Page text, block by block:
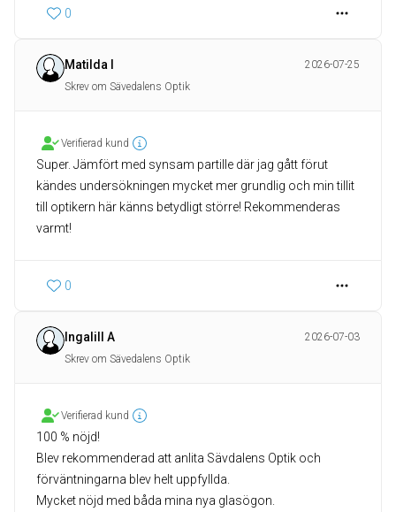
0
Matilda I
2026-07-25
Skrev om Sävedalens Optik
Verifierad kund
Super. Jämfört med synsam partille där jag gått förut
kändes undersökningen mycket mer grundlig och min tillit
till optikern här känns betydligt större! Rekommenderas
varmt!
0
Ingalill A
2026-07-03
Skrev om Sävedalens Optik
Verifierad kund
100 % nöjd!
Blev rekommenderad att anlita Sävdalens Optik och
förväntningarna blev helt uppfyllda.
Mycket nöjd med båda mina nya glasögon.